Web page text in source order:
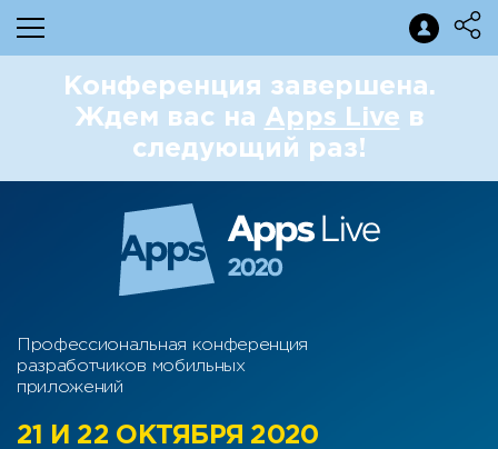
Конференция завершена.
Ждем вас на Apps Live в
следующий раз!
Профессиональная конференция
разработчиков мобильных
приложений
21 И 22 ОКТЯБРЯ 2020